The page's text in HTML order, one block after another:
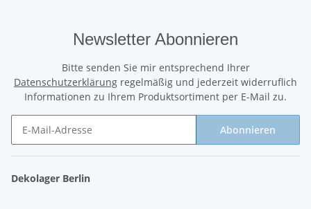
Newsletter Abonnieren
Bitte senden Sie mir entsprechend Ihrer
Datenschutzerklärung regelmäßig und jederzeit widerruflich
Informationen zu Ihrem Produktsortiment per E-Mail zu.
Abonnieren
Dekolager Berlin